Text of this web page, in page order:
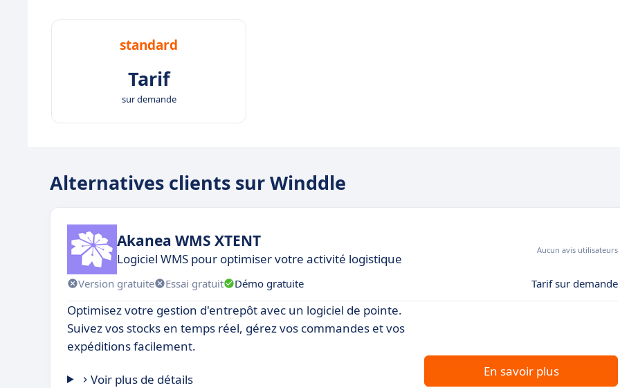
standard
Tarif
sur demande
Alternatives clients sur Winddle
Akanea WMS XTENT
Logiciel WMS pour optimiser votre activité logistique
Aucun avis utilisateurs
Version gratuite Essai gratuit Démo gratuite Tarif sur demande
Optimisez votre gestion d'entrepôt avec un logiciel de pointe.
Suivez vos stocks en temps réel, gérez vos commandes et vos
expéditions facilement.
Voir plus de détails
En savoir plus